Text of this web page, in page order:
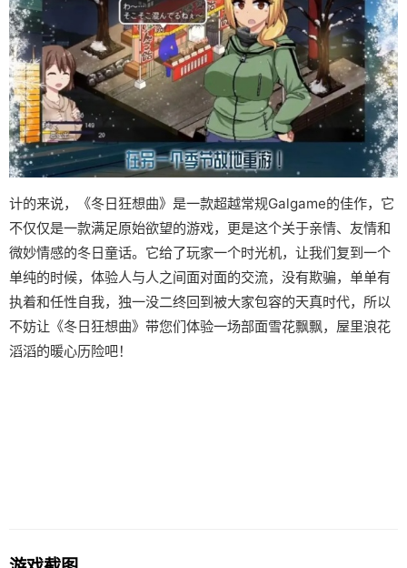
计的来说，《冬日狂想曲》是一款​​超越常规Galgame的佳作​​，它
不仅仅是一款满足原始欲望的游戏，更是这个关于亲情、友情和
微妙情感的冬日童话。它给了玩家一个时光机，让我们复到一个
单纯的时候，体验人与人之间面对面的交流，没有欺骗，单单有
执着和任性自我，独一没二终回到被大家包容的天真时代，所以
不妨让《冬日狂想曲》带您们体验一场​​部面雪花飘飘，屋里浪花
滔滔​​的暖心历险吧！